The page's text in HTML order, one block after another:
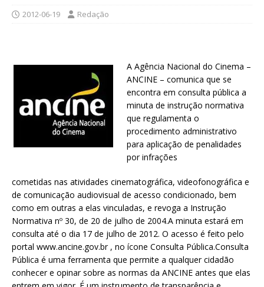
2012-06-19 Redação
A Agência Nacional do Cinema –
ANCINE – comunica que se
encontra em consulta pública a
minuta de instrução normativa
que regulamenta o
procedimento administrativo
para aplicação de penalidades
por infrações
cometidas nas atividades cinematográfica, videofonográfica e
de comunicação audiovisual de acesso condicionado, bem
como em outras a elas vinculadas, e revoga a Instrução
Normativa nº 30, de 20 de julho de 2004.A minuta estará em
consulta até o dia 17 de julho de 2012. O acesso é feito pelo
portal www.ancine.gov.br , no ícone Consulta Pública.Consulta
Pública é uma ferramenta que permite a qualquer cidadão
conhecer e opinar sobre as normas da ANCINE antes que elas